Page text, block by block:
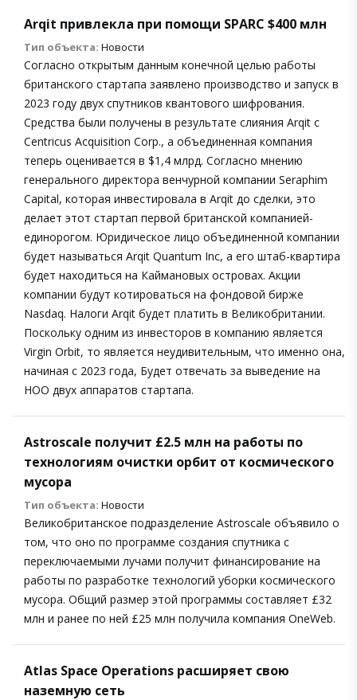
Arqit привлекла при помощи SPARC $400 млн
Тип объекта: Новости
Согласно открытым данным конечной целью работы
британского стартапа заявлено производство и запуск в
2023 году двух спутников квантового шифрования.
Средства были получены в результате слияния Arqit с
Centricus Acquisition Corp., а объединенная компания
теперь оценивается в $1,4 млрд. Согласно мнению
генерального директора венчурной компании Seraphim
Capital, которая инвестировала в Arqit до сделки, это
делает этот стартап первой британской компанией-
единорогом. Юридическое лицо объединенной компании
будет называться Arqit Quantum Inс, а его штаб-квартира
будет находиться на Каймановых островах. Акции
компании будут котироваться на фондовой бирже
Nasdaq. Налоги Arqit будет платить в Великобритании.
Поскольку одним из инвесторов в компанию является
Virgin Orbit, то является неудивительным, что именно она,
начиная с 2023 года, Будет отвечать за выведение на
НОО двух аппаратов стартапа.
Astroscale получит £2.5 млн на работы по
технологиям очистки орбит от космического
мусора
Тип объекта: Новости
Великобританское подразделение Astroscale объявило о
том, что оно по программе создания спутника с
переключаемыми лучами получит финансирование на
работы по разработке технологий уборки космического
мусора. Общий размер этой программы составляет £32
млн и ранее по ней £25 млн получила компания OneWeb.
Atlas Space Operations расширяет свою
наземную сеть